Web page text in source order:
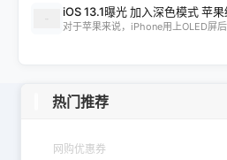
iOS 13.1曝光 加入深色模式 苹
对于苹果来说，iPhone用上OLED屏
热门推荐
网购优惠券